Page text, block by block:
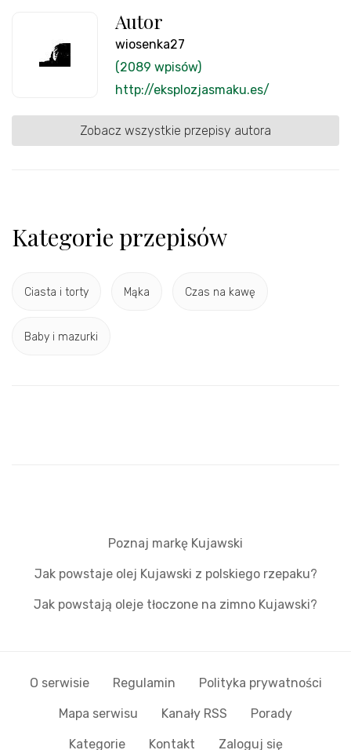
Autor
wiosenka27
(2089 wpisów)
http://eksplozjasmaku.es/
Zobacz wszystkie przepisy autora
Kategorie przepisów
Ciasta i torty Mąka Czas na kawę
Baby i mazurki
Poznaj markę Kujawski
Jak powstaje olej Kujawski z polskiego rzepaku?
Jak powstają oleje tłoczone na zimno Kujawski?
O serwisie Regulamin Polityka prywatności
Mapa serwisu Kanały RSS Porady
Kategorie Kontakt Zaloguj się